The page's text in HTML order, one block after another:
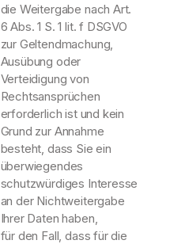
die Weitergabe nach Art.
6 Abs. 1 S. 1 lit. f DSGVO
zur Geltendmachung,
Ausübung oder
Verteidigung von
Rechtsansprüchen
erforderlich ist und kein
Grund zur Annahme
besteht, dass Sie ein
überwiegendes
schutzwürdiges Interesse
an der Nichtweitergabe
Ihrer Daten haben,
für den Fall, dass für die